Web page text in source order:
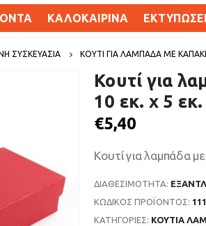
ΚΑΛΟΚΑΙΡΙΝΑ
ΣΥΣΚΕΥΑΣΙΑ ΚΟΥΤΊ ΓΙΑ ΛΑΜΠΆΔΑ ΜΕ
Κουτί για
10 εκ. x 5
€5,40
Κουτί για λαμπάδα
ΔΙΑΘΕΣΙΜΌΤΗΤΑ:
ΚΩΔΙΚΌΣ ΠΡΟΪΌΝΤΟΣ:
ΚΑΤΗΓΟΡΊΕΣ: ΚΟΥΤΙΑ